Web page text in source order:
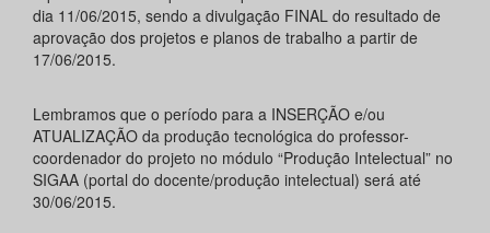
dia 11/06/2015, sendo a divulgação FINAL do resultado de
aprovação dos projetos e planos de trabalho a partir de
17/06/2015.
Lembramos que o período para a INSERÇÃO e/ou
ATUALIZAÇÃO da produção tecnológica do professor-
coordenador do projeto no módulo “Produção Intelectual” no
SIGAA (portal do docente/produção intelectual) será até
30/06/2015.